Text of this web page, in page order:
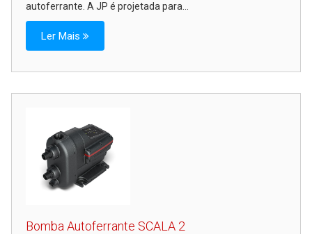
autoferrante. A JP é projetada para...
Ler Mais
Bomba Autoferrante SCALA 2